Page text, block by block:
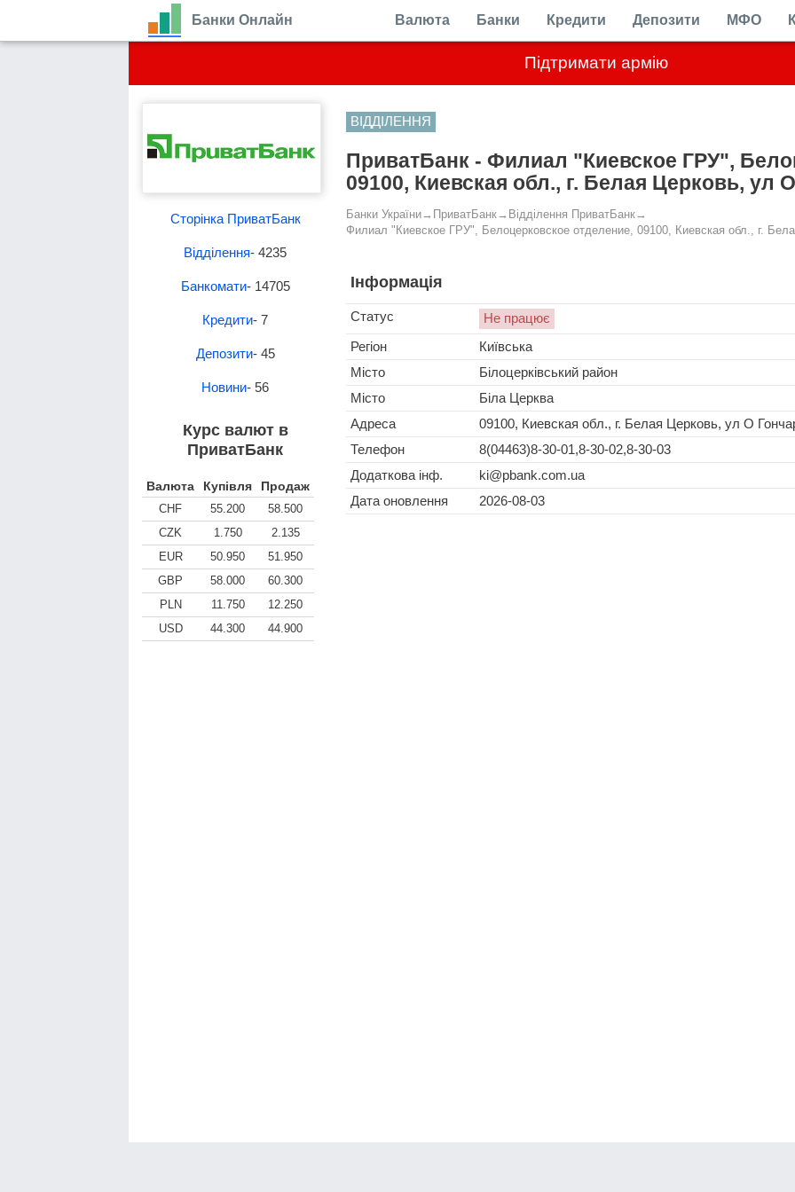
Підтримати армію
Банки Онлайн Валюта Банки Кредити Депозити МФО
Сторінка ПриватБанк
Відділення- 4235
Банкомати- 14705
Кредити- 7
Депозити- 45
Новини- 56
Курс валют в
ПриватБанк
Валюта Купівля Продаж
CHF 55.200
58.500
CZK
1.750
2.135
EUR
50.950
51.950
GBP
58.000
60.300
PLN
11.750
12.250
USD
44.300 44.900
ВІДДІЛЕННЯ
ПриватБанк - Филиал "Киевское ГРУ",
09100, Киевская обл., г. Белая Церковь, ул
Банки України→ ПриватБанк→ Відділення ПриватБанк→
Филиал "Киевское ГРУ", Белоцерковское отделение, 09100, Киевская обл., г.
Інформація
Статус
Не працює
Регіон
Київська
Місто
Білоцерківський район
Місто
Біла Церква
Адреса
09100, Киевская обл., г. Белая Церковь, ул О
Телефон
8(04463)8-30-01,8-30-02,8-30-03
Додаткова інф.
ki@pbank.com.ua
Дата оновлення
2026-08-03